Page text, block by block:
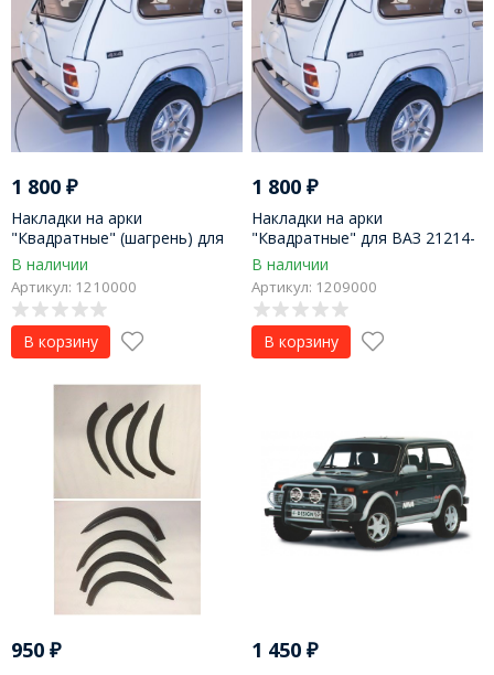
1 800 ₽
Накладки на арки
"Квадратные" (шагрень) для
ВАЗ 21214-2131 LADA 4x4
В наличии
Артикул: 1210000
В корзину
1 800₽
Накладки на арки
"Квадратные" для ВАЗ 21214-
2131 LADA 4x4
В наличии
Артикул: 1209000
В корзину
950 ₽ 1 450₽